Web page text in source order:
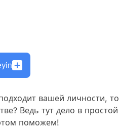
вашей личности, то
Ведь тут дело в простой
поможем!